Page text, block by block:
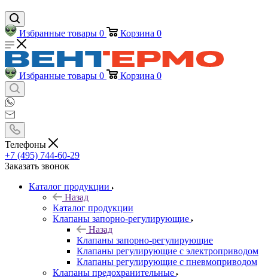
Избранные товары 0 Корзина 0
Избранные товары 0 Корзина 0
Телефоны
+7 (495) 744-60-29
Заказать звонок
Каталог продукции
Назад
Каталог продукции
Клапаны запорно-регулирующие
Назад
Клапаны запорно-регулирующие
Клапаны регулирующие с электроприводом
Клапаны регулирующие с пневмоприводом
Клапаны предохранительные